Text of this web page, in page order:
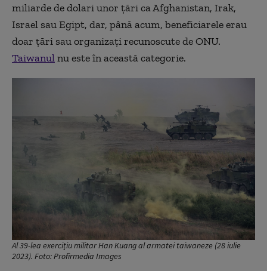
miliarde de dolari unor țări ca Afghanistan, Irak,
Israel sau Egipt, dar, până acum, beneficiarele erau
doar țări sau organizați recunoscute de ONU.
Taiwanulnu este în această categorie.
Al 39-lea exercițiu militar Han Kuang al armatei taiwaneze (28 iulie
2023). Foto: Profirmedia Images